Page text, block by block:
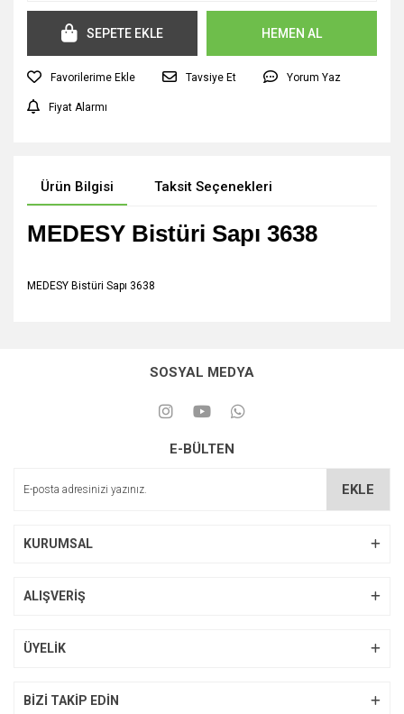
SEPETE EKLE HEMEN AL
Tavsiye Et Yorum Yaz
Fiyat Alarmı
Ürün Bilgisi Taksit Seçenekleri
MEDESY Bistüri Sapı 3638
MEDESY Bistüri Sapı 3638
SOSYAL MEDYA
E-BÜLTEN
EKLE
KURUMSAL
ALIŞVERİŞ
ÜYELİK
BİZİ TAKİP EDİN